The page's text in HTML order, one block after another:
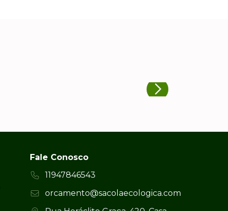
Fale Conosco
11947846543
orcamento@sacolaecologica.com